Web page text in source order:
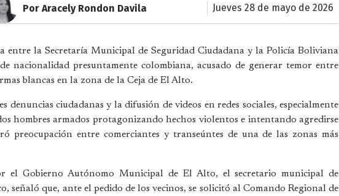
Por Aracely Rondon Davila jueves 28 de mayo de 2026
entre la Secretaría Municipal de Seguridad Ciudadana y la Policía Boliviana
nacionalidad presuntamente colombiana, acusado de generar temor entre
blancas en la zona de la Ceja de El Alto.
denuncias ciudadanas y la difusión de videos en redes sociales, especialmente
hombres armados protagonizando hechos violentos e intentando agredirse
preocupación entre comerciantes y transeúntes de una de las zonas más
el Gobierno Autónomo Municipal de El Alto, el secretario municipal de
señaló que, ante el pedido de los vecinos, se solicitó al Comando Regional de